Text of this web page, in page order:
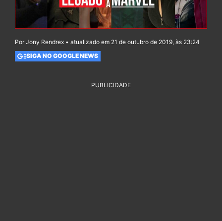
Por Jony Rendrex • atualizado em 21 de outubro de 2019, às 23:24
SIGA NO GOOGLE NEWS
PUBLICIDADE